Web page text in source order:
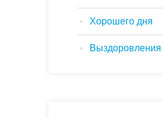
Хорошего дня
Выздоровления